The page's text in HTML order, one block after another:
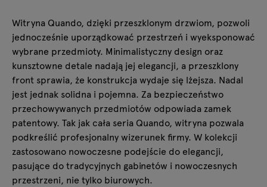
Witryna Quando, dzięki przeszklonym drzwiom, pozwoli
jednocześnie uporządkować przestrzeń i wyeksponować
wybrane przedmioty. Minimalistyczny design oraz
kunsztowne detale nadają jej elegancji, a przeszklony
front sprawia, że konstrukcja wydaje się lżejsza. Nadal
jest jednak solidna i pojemna. Za bezpieczeństwo
przechowywanych przedmiotów odpowiada zamek
patentowy. Tak jak cała seria Quando, witryna pozwala
podkreślić profesjonalny wizerunek firmy. W kolekcji
zastosowano nowoczesne podejście do elegancji,
pasujące do tradycyjnych gabinetów i nowoczesnych
przestrzeni, nie tylko biurowych.